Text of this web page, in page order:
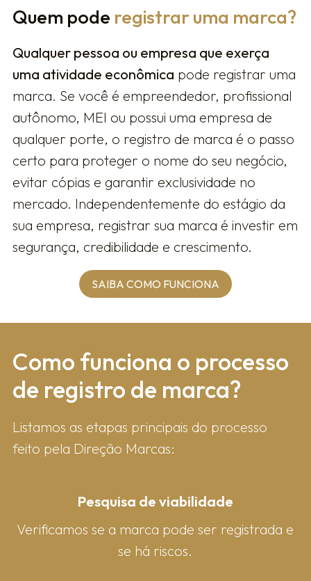
Quem pode registrar uma marca?
Qualquer pessoa ou empresa que exerça
uma atividade econômica pode registrar uma
marca. Se você é empreendedor, profissional
autônomo, MEI ou possui uma empresa de
qualquer porte, o registro de marca é o passo
certo para proteger o nome do seu negócio,
evitar cópias e garantir exclusividade no
mercado. Independentemente do estágio da
sua empresa, registrar sua marca é investir em
segurança, credibilidade e crescimento.
SAIBA COMO FUNCIONA
Como fun​ciona o processo
de registro de marca?
Listamos as etapas principais do processo
feito pela Direção Marcas:
Pesquisa de viabilidade
Verificamos se a marca pode ser registrada e
se há riscos.